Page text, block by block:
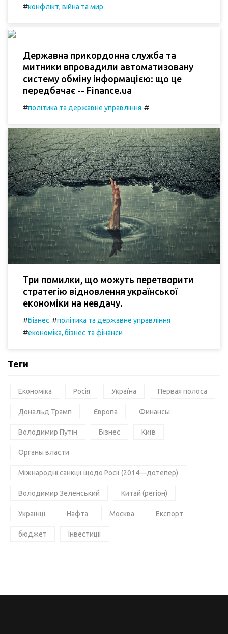
#конфлікт, війна та мир
Державна прикордонна служба та
митники впровадили автоматизовану
систему обміну інформацією: що це
передбачає -- Finance.ua
#політика та державне управління #
Три помилки, що можуть перетворити
стратегію відновлення української
економіки на невдачу.
#Бізнес #політика та державне управління
#економіка, бізнес та фінанси
Теги
Економіка Росія Україна Первая полоса
Дональд Трамп Європа Финансы
Володимир Путін Бізнес Київ
Органы власти
Міжнародні санкції щодо Росії (2014—дотепер)
Володимир Зеленський Китай (регіон)
Українці Нафта Москва Експорт
бюджет Інвестиції